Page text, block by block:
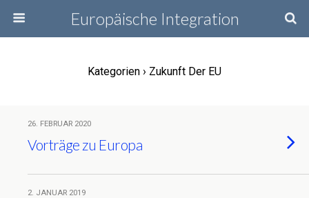
Europäische Integration
Kategorien › Zukunft Der EU
26. FEBRUAR 2020
Vorträge zu Europa
2. JANUAR 2019